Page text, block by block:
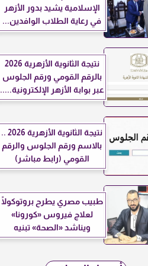
الإسلامية يشيد بدور الأزهر
في رعاية الطلاب الوافدين...
نتيجة الثانوية الأزهرية 2026
بالرقم القومي ورقم الجلوس
عبر بوابة الأزهر الإلكترونية.....
نتيجة الثانوية الأزهرية 2026 ..
بالاسم ورقم الجلوس والرقم
القومي (رابط مباشر)
طبيب مصري يطرح بروتوكولًا
لعلاج فيروس «كورونا»
ويناشد «الصحة» تبنيه